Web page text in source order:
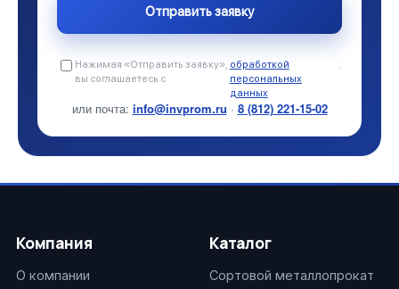
Нажимая «Отправить заявку»,
вы соглашаетесь с
обработкой
персональных
данных
.
или почта: info@invprom.ru · 8 (812) 221-15-02
Компания
О компании
Каталог
Сортовой металлопрокат